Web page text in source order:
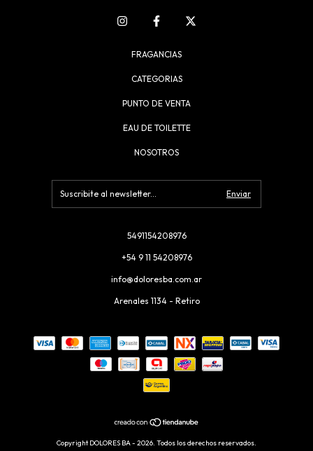
FRAGANCIAS
CATEGORIAS
PUNTO DE VENTA
EAU DE TOILETTE
NOSOTROS
5491154208976
+54 9 11 54208976
info@doloresba.com.ar
Arenales 1134 - Retiro
Copyright DOLORES BA - 2026. Todos los derechos reservados.